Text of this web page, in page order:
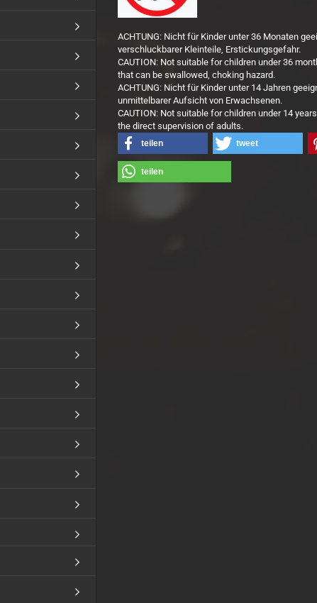
ACHTUNG: Nicht für Kinder unter 36 Monaten
verschluckbarer Kleinteile, Erstickungsgefahr.
CAUTION: Not suitable for children under 36
that can be swallowed, choking hazard.
ACHTUNG: Nicht für Kinder unter 14 Jahren
unmittelbarer Aufsicht von Erwachsenen.
CAUTION: Not suitable for children under 14
the direct supervision of adults.
teilen tweet
teilen